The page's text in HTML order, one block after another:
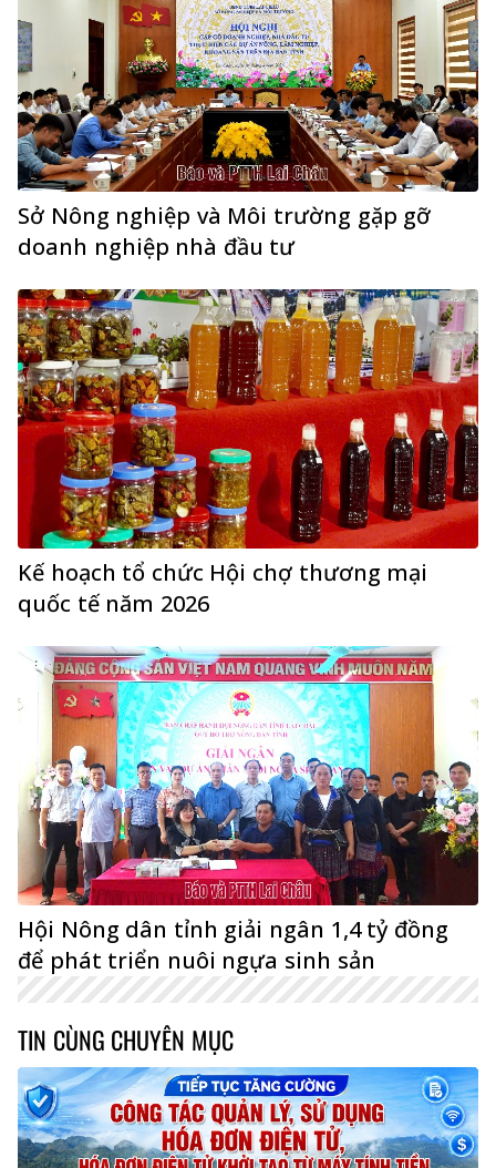
Sở Nông nghiệp và Môi trường gặp gỡ
doanh nghiệp nhà đầu tư
Kế hoạch tổ chức Hội chợ thương mại
quốc tế năm 2026
Hội Nông dân tỉnh giải ngân 1,4 tỷ đồng
để phát triển nuôi ngựa sinh sản
TIN CÙNG CHUYÊN MỤC